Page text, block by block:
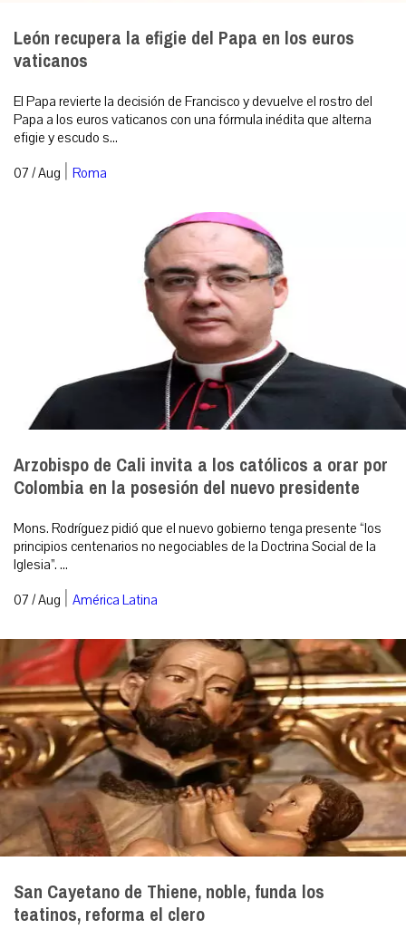
León recupera la efigie del Papa en los euros
vaticanos
El Papa revierte la decisión de Francisco y devuelve el rostro del
Papa a los euros vaticanos con una fórmula inédita que alterna
efigie y escudo s...
07 / Aug | Roma
Arzobispo de Cali invita a los católicos a orar por
Colombia en la posesión del nuevo presidente
Mons. Rodríguez pidió que el nuevo gobierno tenga presente “los
principios centenarios no negociables de la Doctrina Social de la
Iglesia”. ...
07 / Aug | América Latina
San Cayetano de Thiene, noble, funda los
teatinos, reforma el clero